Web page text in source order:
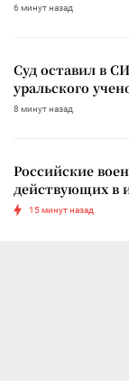
6 минут назад
Суд оставил в
уральского
8 минут назад
Российские
действующих в
15 минут назад